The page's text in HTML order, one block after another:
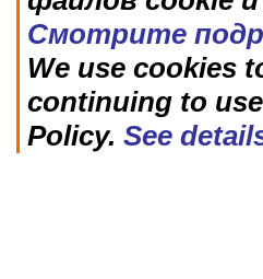
Смотрите
We use cookies
continuing to
Policy. See